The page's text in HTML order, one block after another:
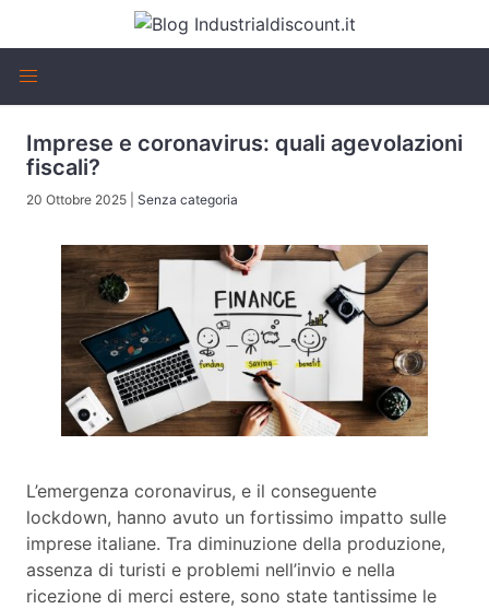
Imprese e coronavirus: quali agevolazioni
fiscali?
20 Ottobre 2025 Senza categoria
L’emergenza coronavirus, e il conseguente
lockdown, hanno avuto un fortissimo impatto sulle
imprese italiane. Tra diminuzione della produzione,
assenza di turisti e problemi nell’invio e nella
ricezione di merci estere, sono state tantissime le